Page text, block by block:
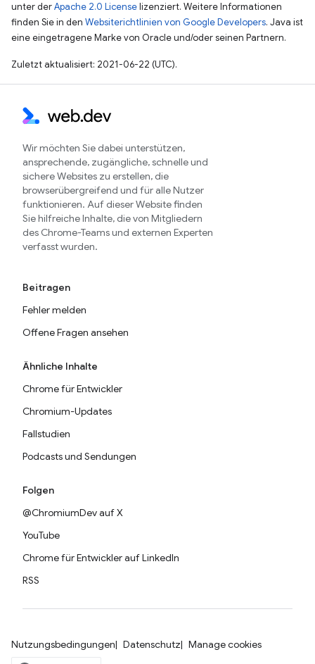
unter derApache 2.0 Licenselizenziert. Weitere Informationen
finden Sie in den Websiterichtlinien von Google Developers. Java ist
eine eingetragene Marke von Oracle und/oder seinen Partnern.
Zuletzt aktualisiert: 2021-06-22 (UTC).
Wir möchten Sie dabei unterstützen,
ansprechende, zugängliche, schnelle und
sichere Websites zu erstellen, die
browserübergreifend und für alle Nutzer
funktionieren. Auf dieser Website finden
Sie hilfreiche Inhalte, die von Mitgliedern
des Chrome-Teams und externen Experten
verfasst wurden.
Beitragen
Fehler melden
Offene Fragen ansehen
Ähnliche Inhalte
Chrome für Entwickler
Chromium-Updates
Fallstudien
Podcasts und Sendungen
Folgen
@ChromiumDev auf X
YouTube
Chrome für Entwickler auf LinkedIn
RSS
Nutzungsbedingungen Datenschutz Manage cookies